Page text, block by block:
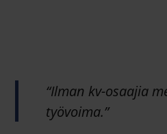
“Ilman kv-osaajia
työvoima.”